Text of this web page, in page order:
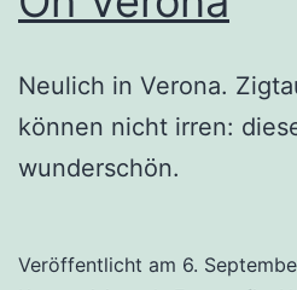
Neulich in Verona.
können nicht irren:
wunderschön.
Veröffentlicht am 6.